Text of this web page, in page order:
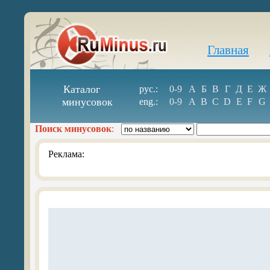
Главная
Каталог
минусовок
рус.: 0-9 А Б В Г Д Е Ж
eng.:
0-9 A B C D E F G
Поиск минусовок:
Реклама: